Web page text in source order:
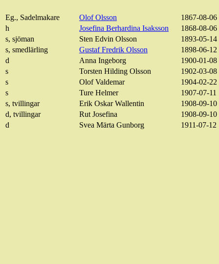
Eg., Sadelmakare Olof Olsson
1867-08-06
h
Josefina Berhardina Isaksson
1868-08-06
s, sjöman
Sten Edvin Olsson
1893-05-14
s, smedlärling Gustaf Fredrik Olsson
1898-06-12
d
Anna Ingeborg
1900-01-08
s
Torsten Hilding Olsson
1902-03-08
s
Olof Valdemar
1904-02-22
s
Ture Helmer
1907-07-11
s, tvillingar
Erik Oskar Wallentin
1908-09-10
d, tvillingar
Rut Josefina
1908-09-10
d
Svea Märta Gunborg 1911-07-12